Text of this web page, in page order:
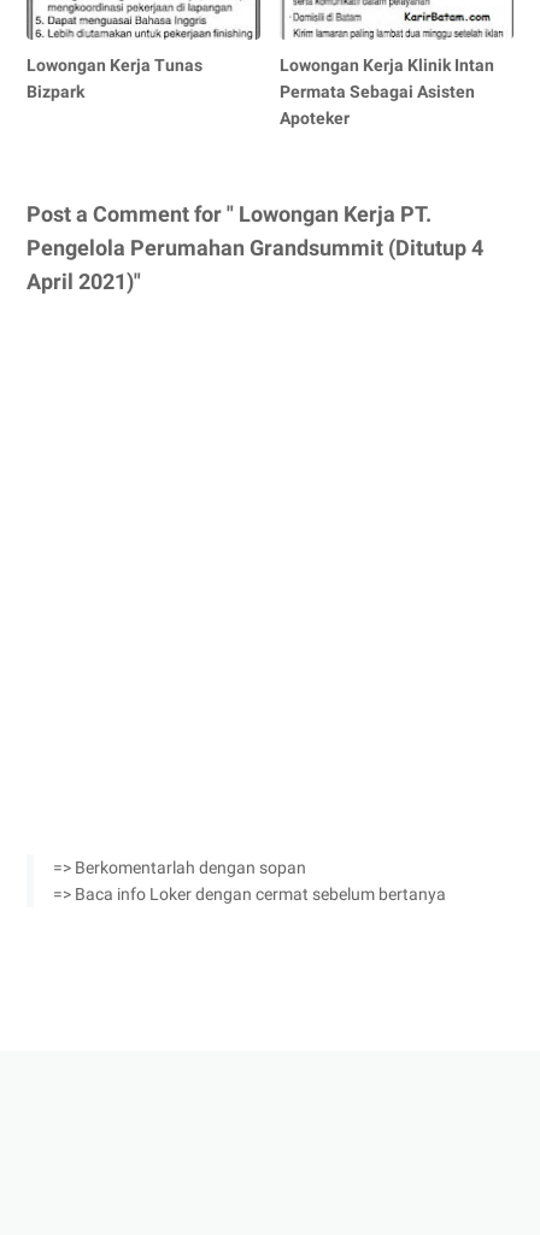
Lowongan Kerja Tunas
Bizpark
Lowongan Kerja Klinik Intan
Permata Sebagai Asisten
Apoteker
Post a Comment for " Lowongan Kerja PT.
Pengelola Perumahan Grandsummit (Ditutup 4
April 2021)"
=> Berkomentarlah dengan sopan
=> Baca info Loker dengan cermat sebelum bertanya